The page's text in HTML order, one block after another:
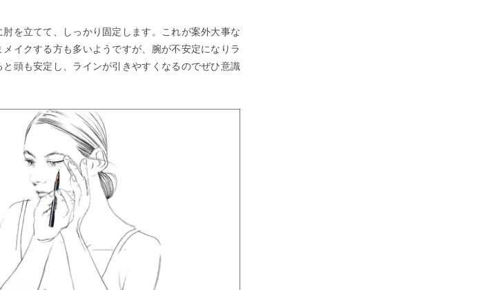
を立てて、しっかり固定します。これが案外大事な
イクする方も多いようですが、腕が不安定になりラ
頭も安定し、ラインが引きやすくなるのでぜひ意識